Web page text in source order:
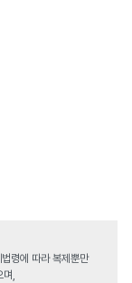
령에 따라 복제뿐만
,